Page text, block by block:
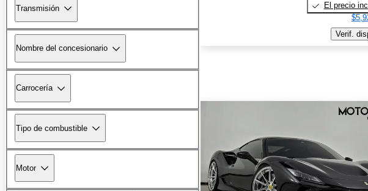
Transmisión
Nombre del concesionario
Carrocería
Tipo de combustible
Motor
El precio
Verif.